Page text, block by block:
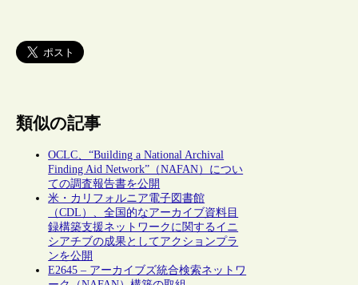
類似の記事
OCLC、“Building a National Archival
Finding Aid Network”（NAFAN）につい
ての調査報告書を公開
米・カリフォルニア電子図書館
（CDL）、全国的なアーカイブ資料目
録構築支援ネットワークに関するイニ
シアチブの成果としてアクションプラ
ンを公開
E2645 – アーカイブズ統合検索ネットワ